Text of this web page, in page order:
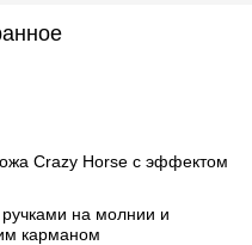
Crazy Horse с эффектом
на молнии и
карманом